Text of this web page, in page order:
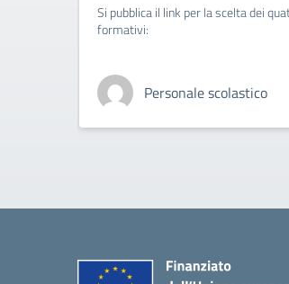
Si pubblica il link per la scelta dei
formativi:
Personale scolastico